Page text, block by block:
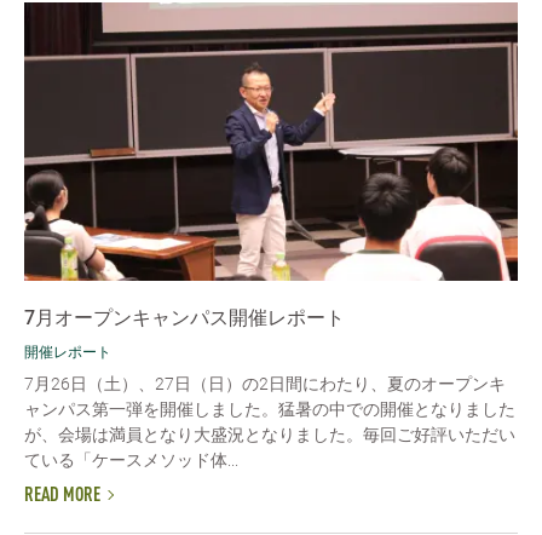
7月オープンキャンパス開催レポート
開催レポート
7月26日（土）、27日（日）の2日間にわたり、夏のオープンキ
ャンパス第一弾を開催しました。猛暑の中での開催となりました
が、会場は満員となり大盛況となりました。毎回ご好評いただい
ている「ケースメソッド体...
READ MORE